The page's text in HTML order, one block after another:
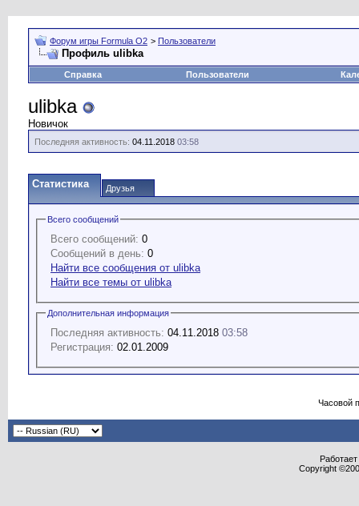
Форум игры Formula O2 > Пользователи
Профиль ulibka
Справка Пользователи
ulibka
Новичок
Последняя активность: 04.11.2018 03:58
Статистика Друзья
Всего сообщений
Всего сообщений: 0
Сообщений в день: 0
Найти все сообщения от ulibka
Найти все темы от ulibka
Дополнительная информация
Последняя активность: 04.11.2018 03:58
Регистрация: 02.01.2009
Часовой
Copyright